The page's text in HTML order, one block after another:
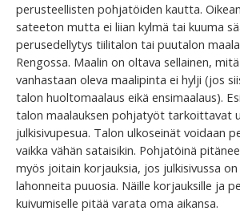
perusteellisten pohjatöiden kautta.
sateeton mutta ei liian kylmä tai kuuma
perusedellytys tiilitalon tai puutalon
Rengossa. Maalin on oltava sellainen,
vanhastaan oleva maalipinta ei hylji (jos
talon huoltomaalaus eikä ensimaalaus).
talon maalauksen pohjatyöt tarkoittavat
julkisivupesua. Talon ulkoseinät voidaan
vaikka vähän sataisikin. Pohjatöinä
myös joitain korjauksia, jos julkisivussa
lahonneita puuosia. Näille korjauksille ja
kuivumiselle pitää varata oma aikansa.